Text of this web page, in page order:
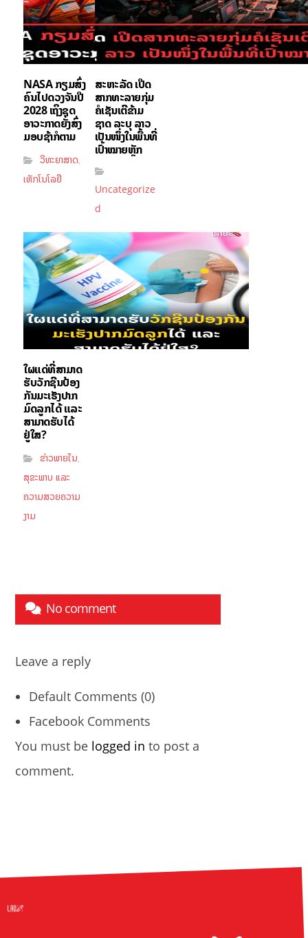
NASA ກຽມສົ່ງ
ຄົນໄປດວງຈັນປີ
2028 ເຖິງຊຸດ
ອາວະກາດຍັງສົ່ງ
ມອບຊ້າກໍຕາມ
ວິທະຍາສາດ,
ເທັກໂນໂລຢີ
ສະຫະລັດ ເປີດ
ສາກທະລາຍກຸ່ມ
ຄໍເຊັນເຕີຂ້າມ
ຊາດ ລະບຸ ລາວ
ເປັນໜຶ່ງໃນພື້ນທີ່
ເປົ້າໝາຍຫຼັກ
Uncategorize
d
ໃຜແດ່ທີ່ສາມາດ
ຮັບວັກຊີນປ້ອງ
ກັນມະເຮັງປາກ
ມົດລູກໄດ້ ແລະ
ສາມາດຮັບໄດ້
ຢູ່ໃສ?
ຂ່າວພາຍໃນ,
ສຸຂະພາບ ແລະ
ຄວາມສວຍຄວາມ
ງາມ
No comment
Leave a reply
Default Comments (0)
Facebook Comments
You must be logged in to post a
comment.